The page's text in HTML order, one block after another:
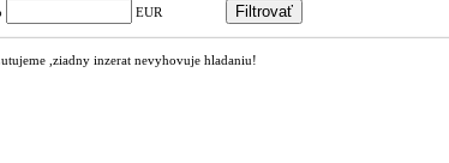
EUR
,ziadny inzerat nevyhovuje hladaniu!